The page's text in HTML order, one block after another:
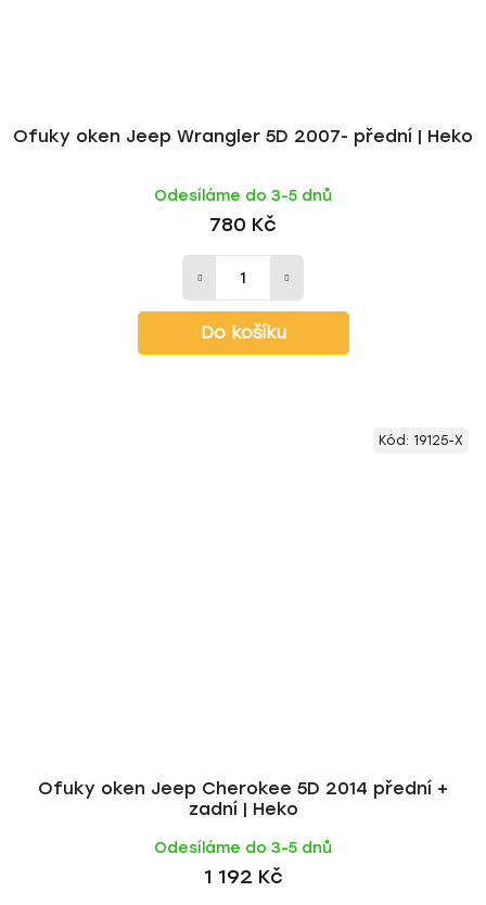
Ofuky oken Jeep Wrangler 5D 2007- přední | Heko
Odesíláme do 3-5 dnů
780 Kč
Do košíku
Ofuky oken Jeep Cherokee 5D 2014 přední +
zadní | Heko
Odesíláme do 3-5 dnů
1 192 Kč
Kód: 19125-X